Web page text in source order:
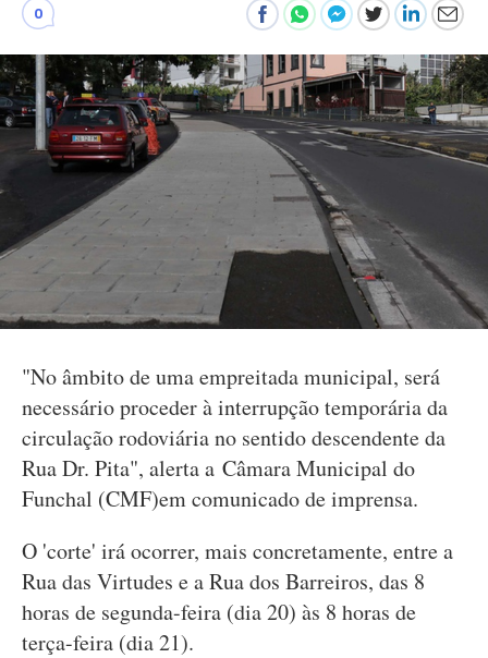
0
"No âmbito de uma empreitada municipal, será
necessário proceder à interrupção temporária da
circulação rodoviária no sentido descendente da
Rua Dr. Pita", alerta a Câmara Municipal do
Funchal (CMF)em comunicado de imprensa.
O 'corte' irá ocorrer, mais concretamente, entre a
Rua das Virtudes e a Rua dos Barreiros, das 8
horas de segunda-feira (dia 20) às 8 horas de
terça-feira (dia 21).